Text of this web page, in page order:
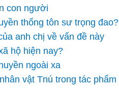
con người
thống tôn sư trọng đao?
anh chị về vấn đề này
hộ hiện nay?
ngoài xa
vật Tnú trong tác phẩm